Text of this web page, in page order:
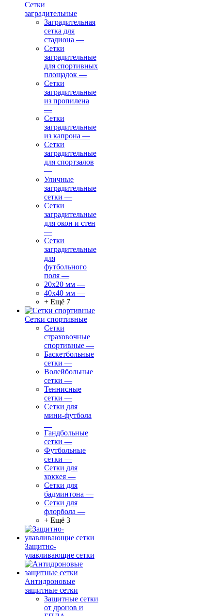
Сетки
заградительные
Заградительная
сетка для
стадиона —
Сетки
заградительные
для спортивных
площадок —
Сетки
заградительные
из пропилена
—
Сетки
заградительные
из капрона —
Сетки
заградительные
для спортзалов
—
Уличные
заградительные
сетки —
Сетки
заградительные
для окон и стен
—
Сетки
заградительные
для
футбольного
поля —
20х20 мм —
40х40 мм —
+ Ещё 7
Сетки спортивные
Сетки
страховочные
спортивные —
Баскетбольные
сетки —
Волейбольные
сетки —
Теннисные
сетки —
Сетки для
мини-футбола
—
Гандбольные
сетки —
Футбольные
сетки —
Сетки для
хоккея —
Сетки для
бадминтона —
Сетки для
флорбола —
+ Ещё 3
Защитно-
улавливающие сетки
Антидроновые
защитные сетки
Защитные сетки
от дронов и